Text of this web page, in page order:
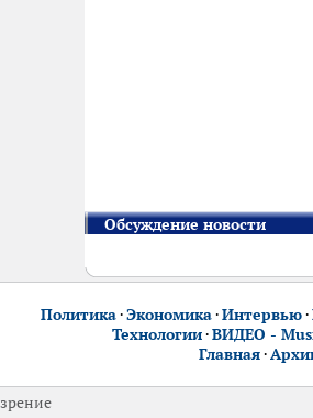
Обсуждение новости
Политика·Экономика·Интервью·
Технологии·ВИДЕО -
Главная·